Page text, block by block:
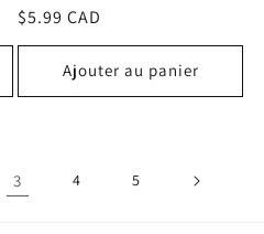
Prix
habituel
$5.99 CAD
Ajouter au panier
3 4 5